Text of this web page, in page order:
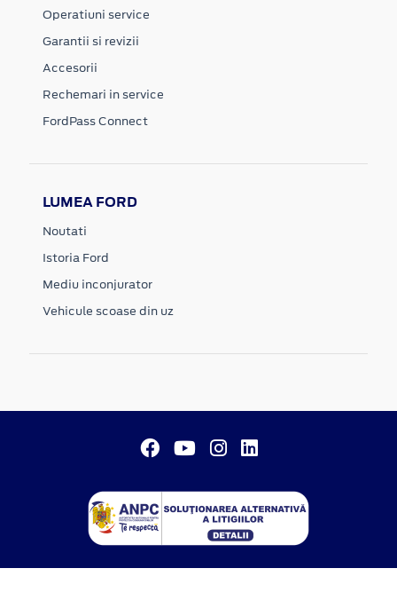
Operatiuni service
Garantii si revizii
Accesorii
Rechemari in service
FordPass Connect
LUMEA FORD
Noutati
Istoria Ford
Mediu inconjurator
Vehicule scoase din uz